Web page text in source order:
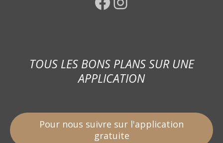
TOUS LES BONS PLANS SUR UNE
APPLICATION
Pour nous suivre sur l'application
gratuite